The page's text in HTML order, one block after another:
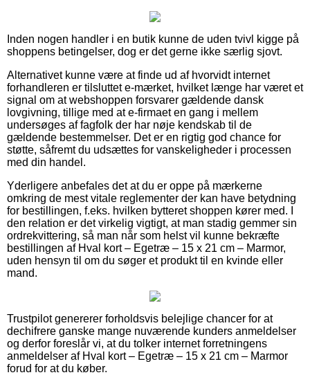
Inden nogen handler i en butik kunne de uden tvivl kigge på
shoppens betingelser, dog er det gerne ikke særlig sjovt.
Alternativet kunne være at finde ud af hvorvidt internet
forhandleren er tilsluttet e-mærket, hvilket længe har været et
signal om at webshoppen forsvarer gældende dansk
lovgivning, tillige med at e-firmaet en gang i mellem
undersøges af fagfolk der har nøje kendskab til de
gældende bestemmelser. Det er en rigtig god chance for
støtte, såfremt du udsættes for vanskeligheder i processen
med din handel.
Yderligere anbefales det at du er oppe på mærkerne
omkring de mest vitale reglementer der kan have betydning
for bestillingen, f.eks. hvilken bytteret shoppen kører med. I
den relation er det virkelig vigtigt, at man stadig gemmer sin
ordrekvittering, så man når som helst vil kunne bekræfte
bestillingen af Hval kort – Egetræ – 15 x 21 cm – Marmor,
uden hensyn til om du søger et produkt til en kvinde eller
mand.
Trustpilot genererer forholdsvis belejlige chancer for at
dechifrere ganske mange nuværende kunders anmeldelser
og derfor foreslår vi, at du tolker internet forretningens
anmeldelser af Hval kort – Egetræ – 15 x 21 cm – Marmor
forud for at du køber.